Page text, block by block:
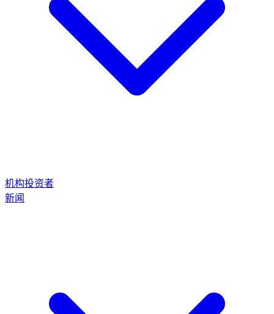
机构投资者
新闻